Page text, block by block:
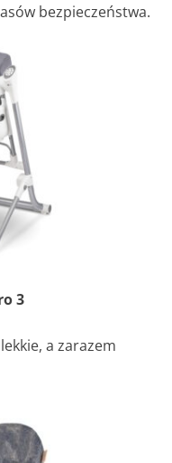
bezpieczeństwa.
3
a zarazem